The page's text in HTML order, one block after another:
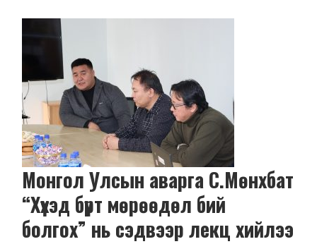
Монгол Улсын аварга С.Мөнхбат
“Хүүхэд бүрт мөрөөдөл бий
болгох” нь сэдвээр лекц хийлээ